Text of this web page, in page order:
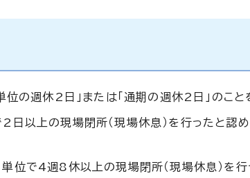
位の週休2日」または「通期の週休2日」のこと
日以上の現場閉所（現場休息）を行ったと認
位で4週8休以上の現場閉所（現場休息）を行